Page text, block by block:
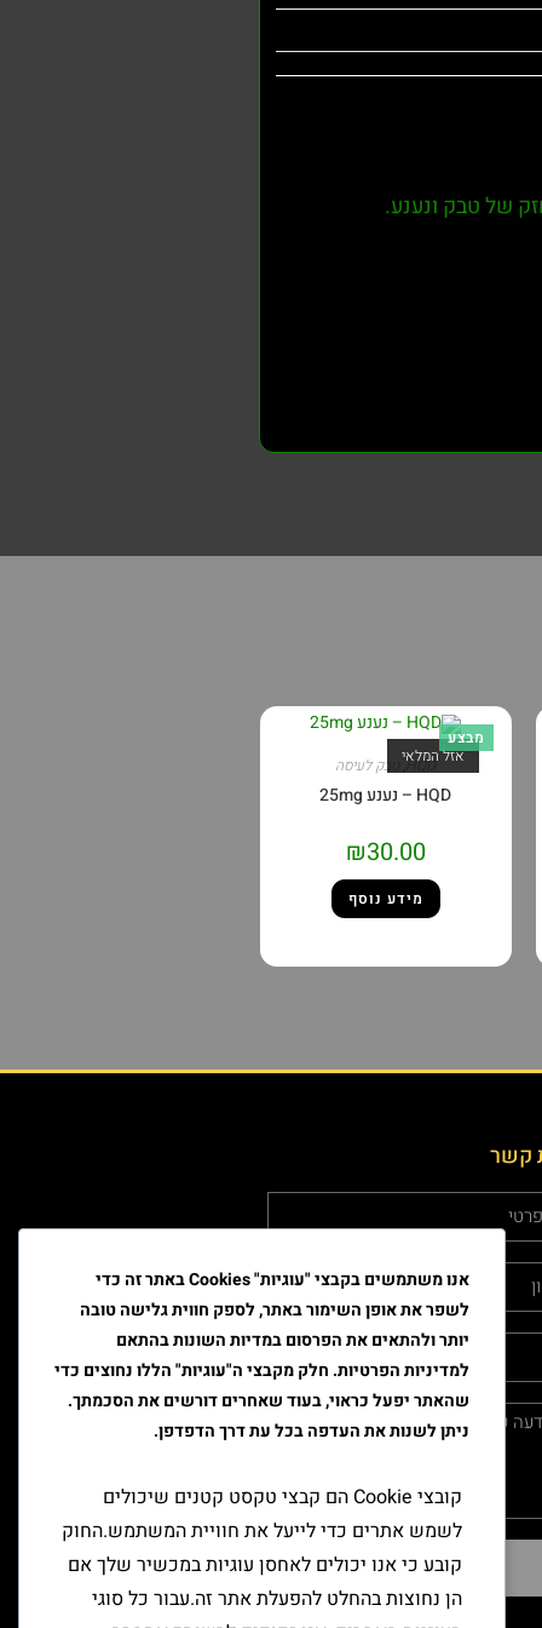
אזל המלאי
מבצע
HQD
, טבק לעיסה
HQD – נענע 25mg
₪30.00
מידע נוסף
קשר
שליחה
אנו משתמשים בקבצי "עוגיות" Cookies באתר זה כדי
לשפר את אופן השימור באתר, לספק חווית גלישה טובה
יותר ולהתאים את הפרסום במדיות השונות בהתאם
למדיניות הפרטיות. חלק מקבצי ה"עוגיות" הללו נחוצים כדי
שהאתר יפעל כראוי, בעוד שאחרים דורשים את הסכמתך.
ניתן לשנות את העדפה בכל עת דרך הדפדפן.
קובצי Cookie הם קבצי טקסט קטנים שיכולים
לשמש אתרים כדי לייעל את חוויית המשתמש.החוק
קובע כי אנו יכולים לאחסן עוגיות במכשיר שלך אם
הן נחוצות בהחלט להפעלת אתר זה.עבור כל סוגי